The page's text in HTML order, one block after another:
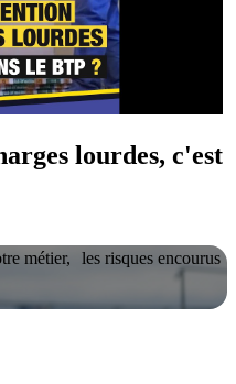
lourdes, c'est
métier, les risques encourus